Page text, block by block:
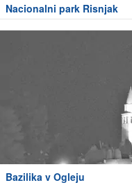
Nacionalni park Risnjak
Bazilika v Ogleju